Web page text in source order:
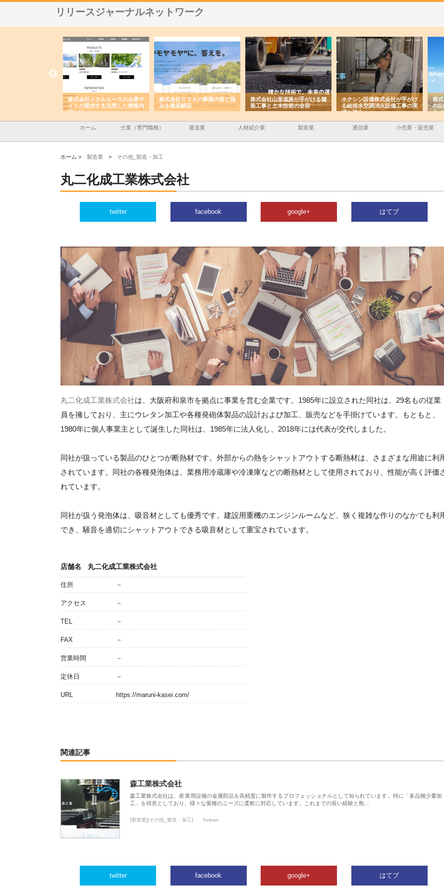
リリースジャーナルネットワーク
株式会社メタルエースの企業サ
イトが提供する充実した情報内
容とは
株式会社ＣＳＡの事業内容と強
みを徹底解説
株式会社山形道路が手がける舗
装工事と土木技術の全容
ホクシン設備株式会社が手がけ
る給排水空調消火設備工事の実
績と強み
株式会社
のGISイ
入メリッ
ホーム 士業（専門職種） 運送業 人材紹介業 製造業 通信業 小売業・販売業
ホーム > 製造業 > その他_製造・加工
丸二化成工業株式会社
twitter facebook google+ はてブ
丸二化成工業株式会社は、大阪府和泉市を拠点に事業を営む企業です。1985年に設立された同社は、29名もの従業
員を擁しており、主にウレタン加工や各種発砲体製品の設計および加工、販売などを手掛けています。もともと、
1980年に個人事業主として誕生した同社は、1985年に法人化し、2018年には代表が交代しました。
同社が扱っている製品のひとつが断熱材です。外部からの熱をシャットアウトする断熱材は、さまざまな用途に利
されています。同社の各種発泡体は、業務用冷蔵庫や冷凍庫などの断熱材として使用されており、性能が高く評価
れています。
同社が扱う発泡体は、吸音材としても優秀です。建設用重機のエンジンルームなど、狭く複雑な作りのなかでも利
でき、騒音を適切にシャットアウトできる吸音材として重宝されています。
店舗名 丸二化成工業株式会社
住所 －
アクセス －
TEL －
FAX －
営業時間 －
定休日 －
URL https://maruni-kasei.com/
関連記事
森工業株式会社
森工業株式会社は、産業用設備の金属部品を高精度に製作するプロフェッショナルとして知られています。特に「多品種少量加
工」を得意としており、様々な業種のニーズに柔軟に対応しています。これまでの長い経験と熟…
[製造業][その他_製造・加工] 0views
twitter facebook google+ はてブ